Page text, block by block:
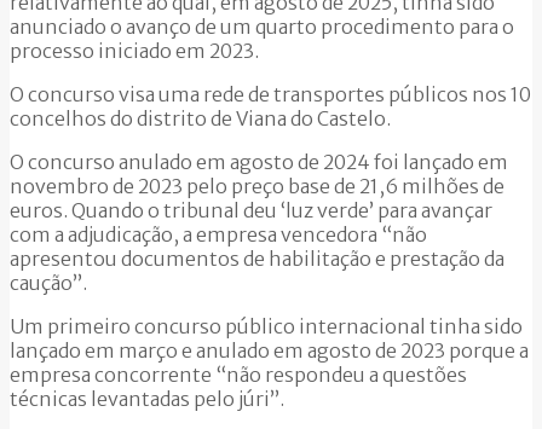
anunciado o avanço de um quarto procedimento para o
processo iniciado em 2023.
O concurso visa uma rede de transportes públicos nos 10
concelhos do distrito de Viana do Castelo.
O concurso anulado em agosto de 2024 foi lançado em
novembro de 2023 pelo preço base de 21,6 milhões de
euros. Quando o tribunal deu ‘luz verde’ para avançar
com a adjudicação, a empresa vencedora “não
apresentou documentos de habilitação e prestação da
caução”.
Um primeiro concurso público internacional tinha sido
lançado em março e anulado em agosto de 2023 porque a
empresa concorrente “não respondeu a questões
técnicas levantadas pelo júri”.